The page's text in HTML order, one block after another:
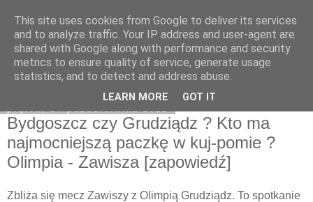
Zawisza1946.pl
Bydgoszcz czy Grudziądz ? Kto ma
najmocniejszą paczkę w kuj-pomie ?
Olimpia - Zawisza [zapowiedź]
Zbliża się mecz Zawiszy z Olimpią Grudziądz. To spotkanie
This site uses cookies from Google to deliver its services
and to analyze traffic. Your IP address and user-agent are
shared with Google along with performance and security
metrics to ensure quality of service, generate usage
statistics, and to detect and address abuse.
LEARN MORE GOT IT